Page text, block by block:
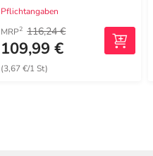
Pflichtangaben
MRP2 116,24 €
109,99 €
(3,67 €/1 St)